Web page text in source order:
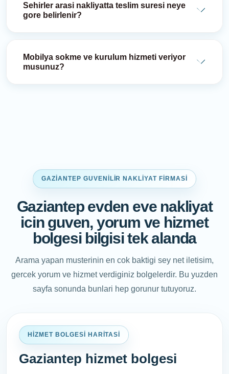
Sehirler arasi nakliyatta teslim suresi neye
gore belirlenir?
Mobilya sokme ve kurulum hizmeti veriyor
musunuz?
GAZIANTEP GUVENILIR NAKLIYAT FIRMASI
Gaziantep evden eve nakliyat
icin guven, yorum ve hizmet
bolgesi bilgisi tek alanda
Arama yapan musterinin en cok baktigi sey net iletisim,
gercek yorum ve hizmet verdiginiz bolgelerdir. Bu yuzden
sayfa sonunda bunlari hep gorunur tutuyoruz.
HIZMET BOLGESI HARITASI
Gaziantep hizmet bolgesi